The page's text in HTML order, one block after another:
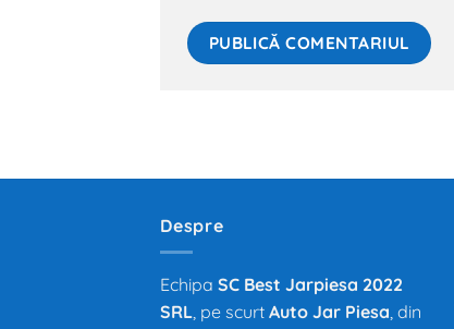
Despre
Echipa SC Best Jarpiesa 2022
SRL, pe scurt Auto Jar Piesa, din